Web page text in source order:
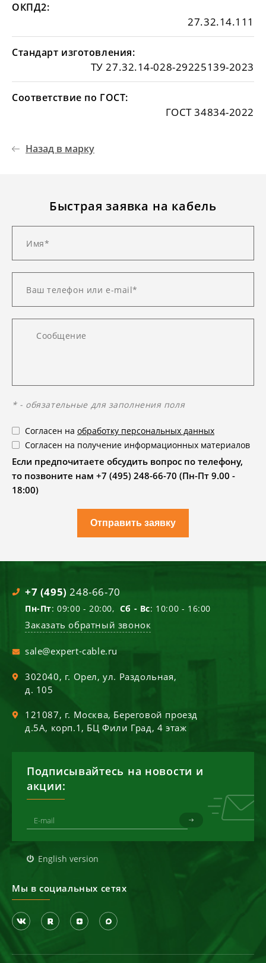
ОКПД2:
27.32.14.111
Стандарт изготовления:
ТУ 27.32.14-028-29225139-2023
Соответствие по ГОСТ:
ГОСТ 34834-2022
Назад в марку
Быстрая заявка на кабель
* - обязательные для заполнения поля
Согласен на обработку персональных данных
Согласен на получение информационных материалов
Если предпочитаете обсудить вопрос по телефону,
то позвоните нам +7 (495) 248-66-70 (Пн-Пт 9.00 -
18:00)
Отправить заявку
+7 (495) 248-66-70
Пн-Пт: 09:00 - 20:00, Сб - Вс: 10:00 - 16:00
Заказать обратный звонок
sale@expert-cable.ru
302040, г. Орел,ул. Раздольная,
д. 105
121087, г. Москва, Береговой проезд
д.5А, корп.1, БЦ Фили Град, 4 этаж
Подписывайтесь на новости и
акции:
English version
Мы в социальных сетях